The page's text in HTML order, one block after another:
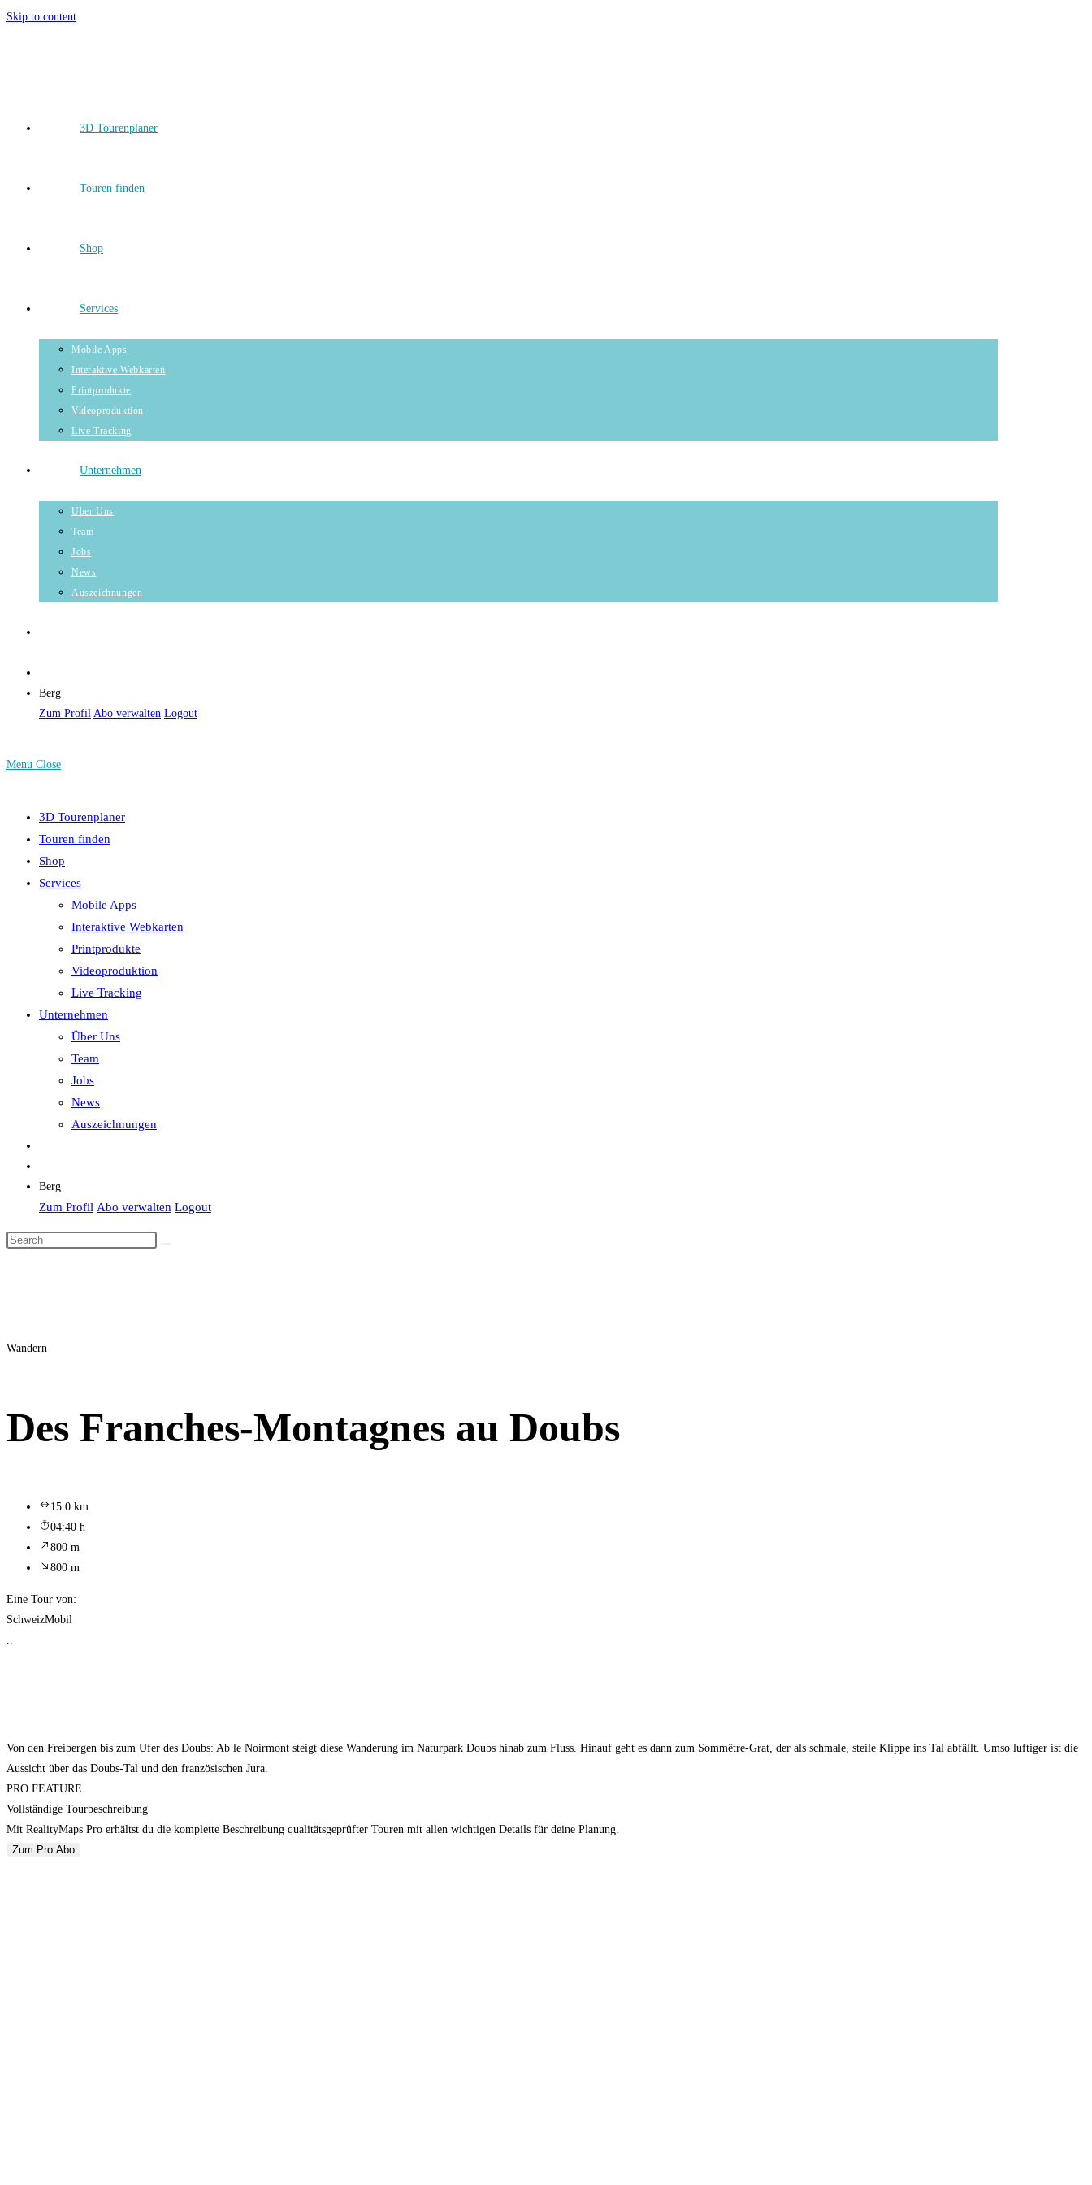
Skip to content
3D Tourenplaner
Touren finden
Shop
Services
Mobile Apps
Interaktive Webkarten
Printprodukte
Videoproduktion
Live Tracking
Unternehmen
Über Uns
Team
Jobs
News
Auszeichnungen
Berg
Zum Profil Abo verwalten Logout
Menu Close
3D Tourenplaner
Touren finden
Shop
Services
Mobile Apps
Interaktive Webkarten
Printprodukte
Videoproduktion
Live Tracking
Unternehmen
Über Uns
Team
Jobs
News
Auszeichnungen
Berg
Zum Profil Abo verwalten Logout
Wandern
Des Franches-Montagnes au Doubs
15.0 km
04:40 h
800 m
800 m
Eine Tour von:
SchweizMobil
..
Von den Freibergen bis zum Ufer des Doubs: Ab le Noirmont steigt diese Wanderung im Naturpark Doubs hinab zum Fluss. Hinauf geht es dann zum Sommêtre-Grat, der als schmale, steile Klippe ins Tal abfällt. Umso luftiger ist die
Aussicht über das Doubs-Tal und den französischen Jura.
PRO FEATURE
Vollständige Tourbeschreibung
Mit RealityMaps Pro erhältst du die komplette Beschreibung qualitätsgeprüfter Touren mit allen wichtigen Details für deine Planung.
Zum Pro Abo